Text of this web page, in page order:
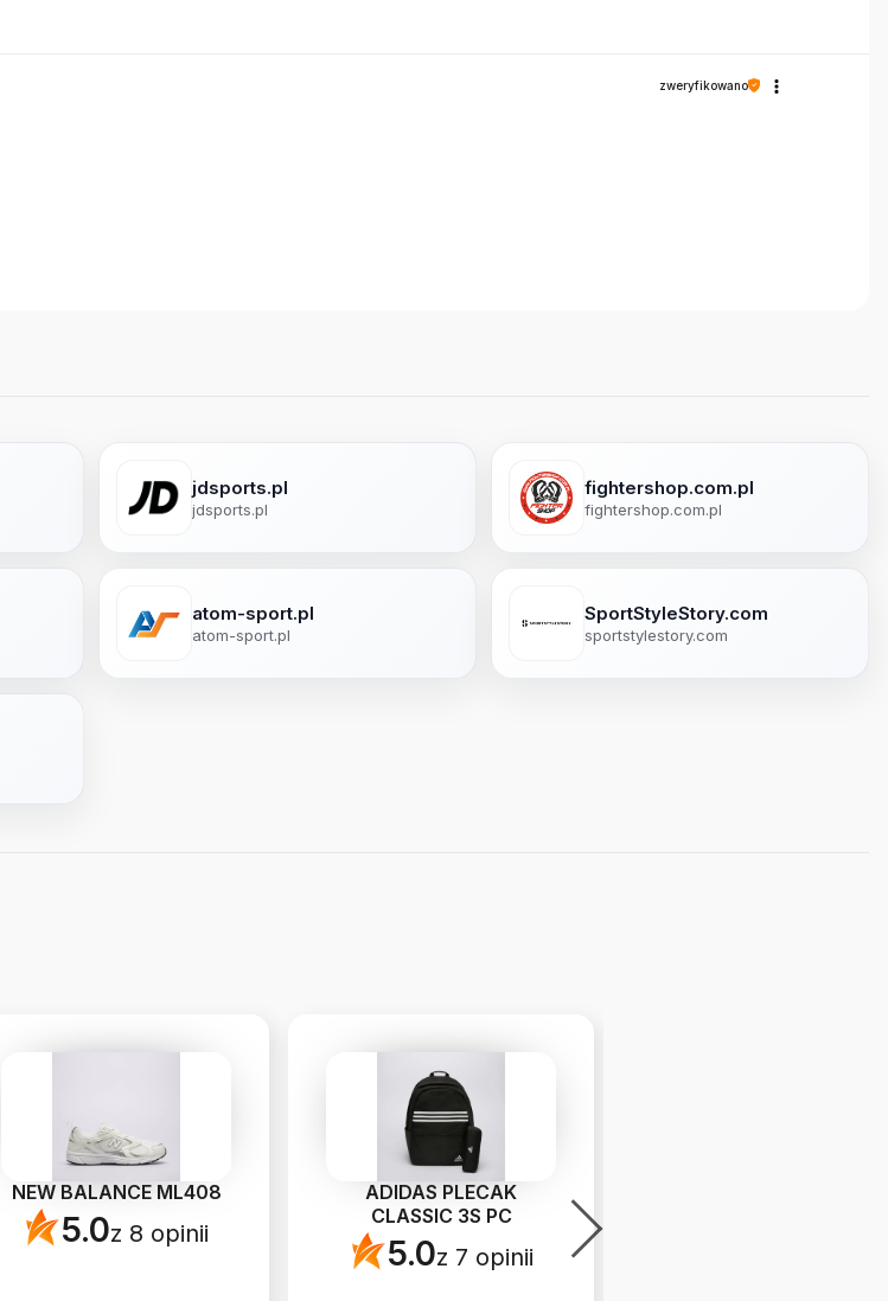
zweryfikowano
jdsports.pl
jdsports.pl
fightershop.com.pl
fightershop.com.pl
atom-sport.pl
atom-sport.pl
SportStyleStory.com
sportstylestory.com
NEW BALANCE ML408
5.0z 8 opinii
ADIDAS PLECAK
CLASSIC 3S PC
5.0z 7 opinii